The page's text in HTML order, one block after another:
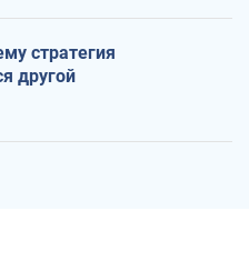
стратегия
другой